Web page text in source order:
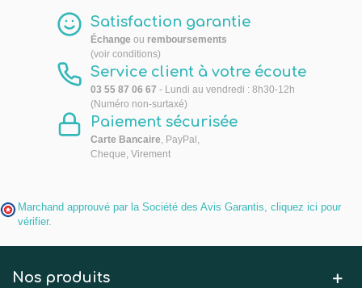
Satisfaction garantie
Échange ou remboursements
(voir conditions)
Service client à votre écoute
03 55 87 06 67 - Lundi au vendredi : 8h30-12h
(Numéro non-surtaxé)
Paiement sécurisée
Carte Bancaire, PayPal,
Cheque, Virement
Marchand approuvé par la Société des Avis Garantis, cliquez ici pour
vérifier.
Nos produits